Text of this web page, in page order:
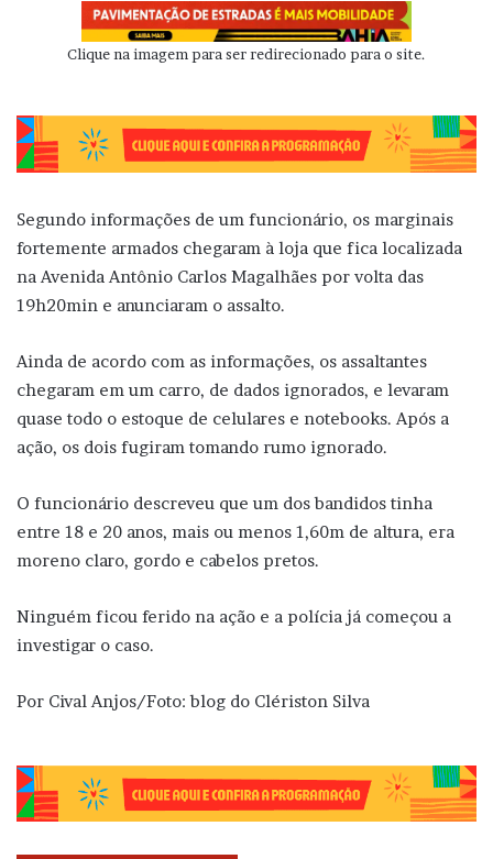
Clique na imagem para ser redirecionado para o site.
Segundo informações de um funcionário, os marginais
fortemente armados chegaram à loja que fica localizada
na Avenida Antônio Carlos Magalhães por volta das
19h20min e anunciaram o assalto.
Ainda de acordo com as informações, os assaltantes
chegaram em um carro, de dados ignorados, e levaram
quase todo o estoque de celulares e notebooks. Após a
ação, os dois fugiram tomando rumo ignorado.
O funcionário descreveu que um dos bandidos tinha
entre 18 e 20 anos, mais ou menos 1,60m de altura, era
moreno claro, gordo e cabelos pretos.
Ninguém ficou ferido na ação e a polícia já começou a
investigar o caso.
Por Cival Anjos/Foto: blog do Clériston Silva